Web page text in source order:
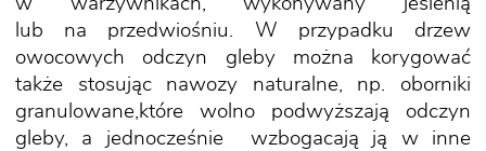
lub na przedwiośniu. W przypadku drzew
owocowych odczyn gleby można korygować
także stosując nawozy naturalne, np. oborniki
granulowane,które wolno podwyższają odczyn
gleby, a jednocześnie wzbogacają ją w inne